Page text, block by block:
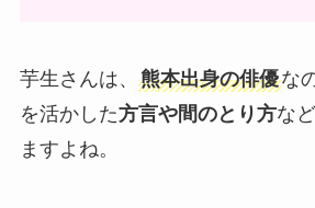
芋生さんは、 熊本出身の俳優な
を活かした方言や間のとり方な
ますよね。